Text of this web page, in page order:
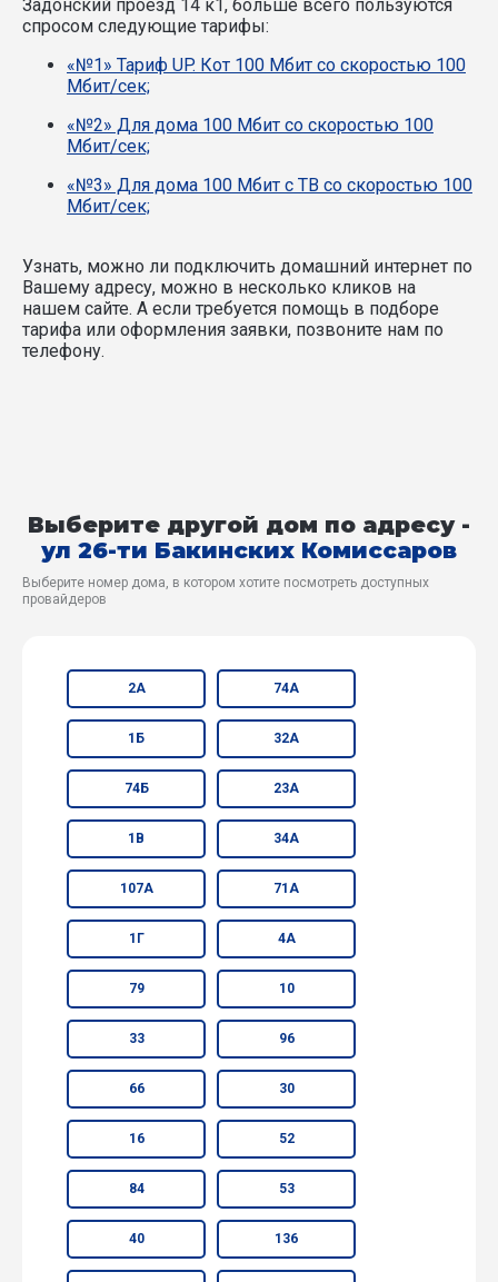
Задонский проезд 14 к1, больше всего пользуются
спросом следующие тарифы:
«№1» Тариф UP. Кот 100 Мбит со скоростью 100
Мбит/сек;
«№2» Для дома 100 Мбит со скоростью 100
Мбит/сек;
«№3» Для дома 100 Мбит с ТВ со скоростью 100
Мбит/сек;
Узнать, можно ли подключить домашний интернет по
Вашему адресу, можно в несколько кликов на
нашем сайте. А если требуется помощь в подборе
тарифа или оформления заявки, позвоните нам по
телефону.
Выберите другой дом по адресу -
ул 26-ти Бакинских Комиссаров
Выберите номер дома, в котором хотите посмотреть доступных
провайдеров
2А 74А
1Б 32А
74Б 23А
1В 34А
107А 71А
1Г 4А
79 10
33 96
66 30
16 52
84 53
40 136